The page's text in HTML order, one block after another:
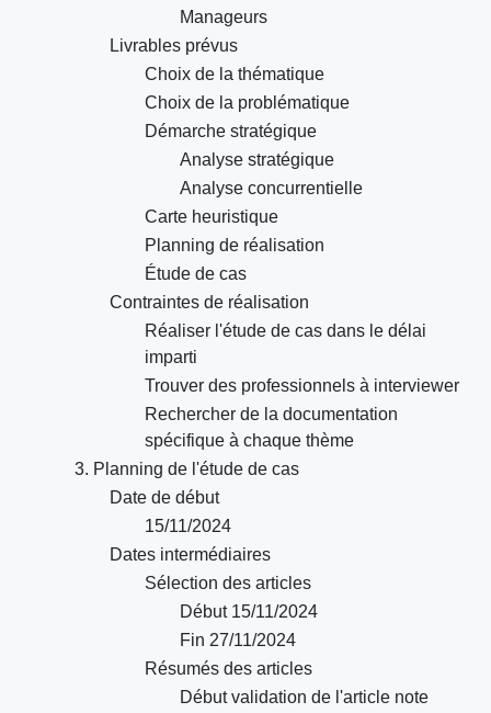
Manageurs
Livrables prévus
Choix de la thématique
Choix de la problématique
Démarche stratégique
Analyse stratégique
Analyse concurrentielle
Carte heuristique
Planning de réalisation
Étude de cas
Contraintes de réalisation
Réaliser l'étude de cas dans le délai
imparti
Trouver des professionnels à interviewer
Rechercher de la documentation
spécifique à chaque thème
3. Planning de l'étude de cas
Date de début
15/11/2024
Dates intermédiaires
Sélection des articles
Début 15/11/2024
Fin 27/11/2024
Résumés des articles
Début validation de l'article note